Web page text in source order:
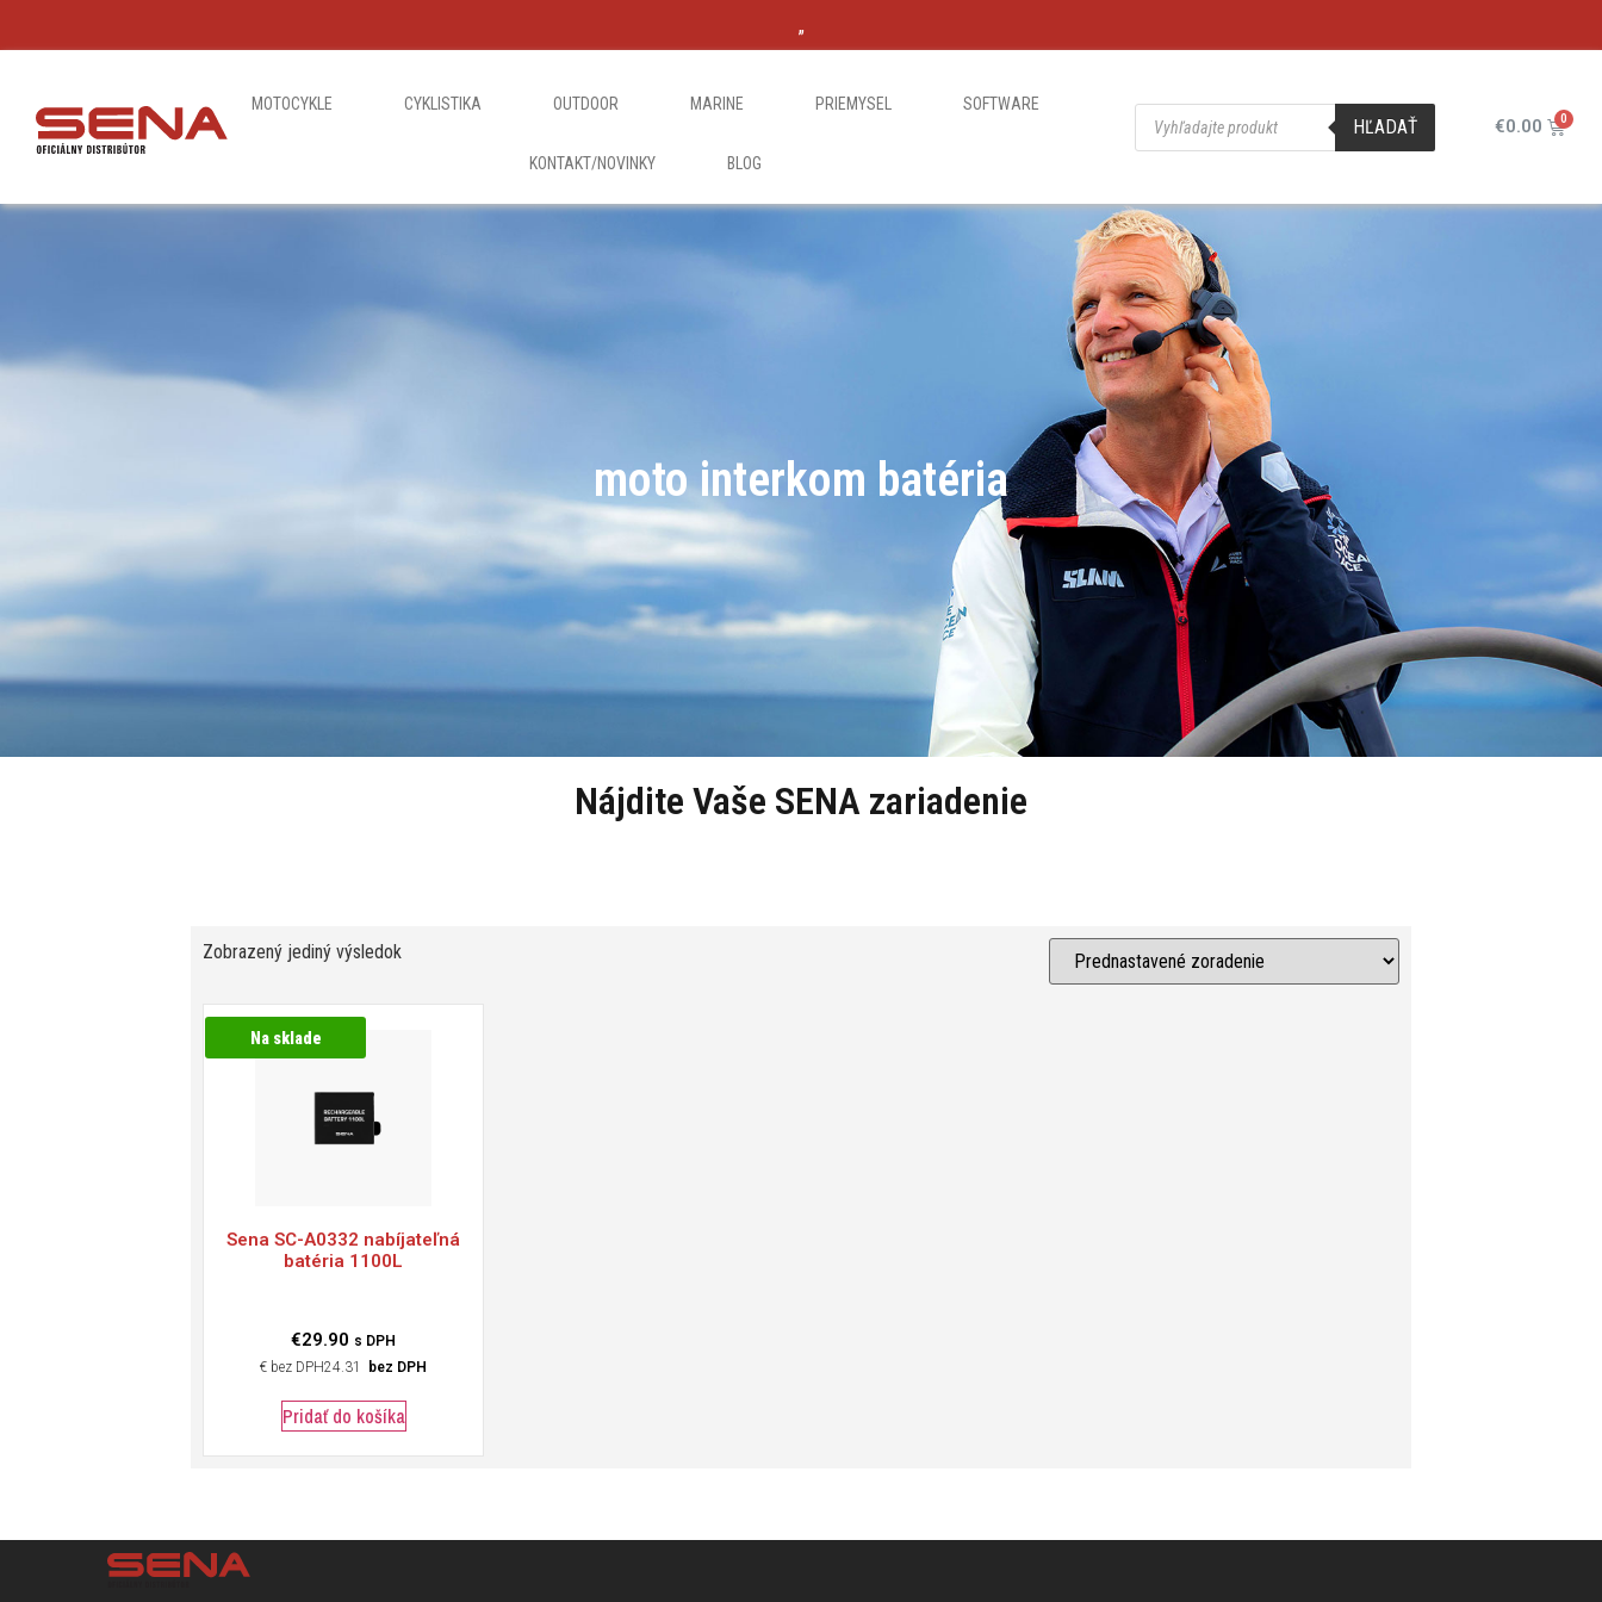
„
MOTOCYKLE CYKLISTIKA OUTDOOR MARINE PRIEMYSEL SOFTWARE
KONTAKT/NOVINKY BLOG
HĽADAŤ €0.00
moto interkom batéria
Nájdite Vaše SENA zariadenie
Zobrazený jediný výsledok
Na sklade
Sena SC-A0332 nabíjateľná
batéria 1100L
€29.90 s DPH
€
24.31 bez DPH
Pridať do košíka